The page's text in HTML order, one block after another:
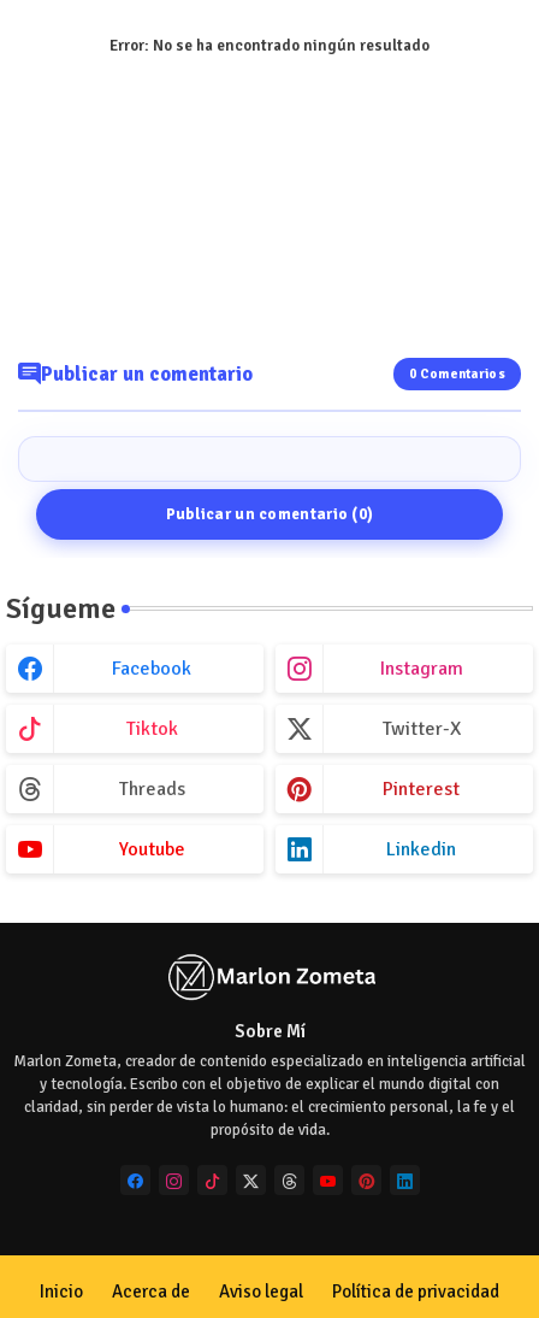
Error: No se ha encontrado ningún resultado
Publicar un comentario 0 Comentarios
Publicar un comentario (0)
Sígueme
Facebook Instagram
Tiktok Twitter-X
Threads Pinterest
Youtube Linkedin
Sobre Mí
Marlon Zometa, creador de contenido especializado en inteligencia artificial
y tecnología. Escribo con el objetivo de explicar el mundo digital con
claridad, sin perder de vista lo humano: el crecimiento personal, la fe y el
propósito de vida.
Inicio Acerca de Aviso legal Política de privacidad